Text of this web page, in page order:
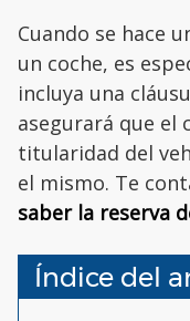
Cuando se hace
un coche, es
incluya una
asegurará que el
titularidad del
el mismo. Te
saber la reserva
Índice del